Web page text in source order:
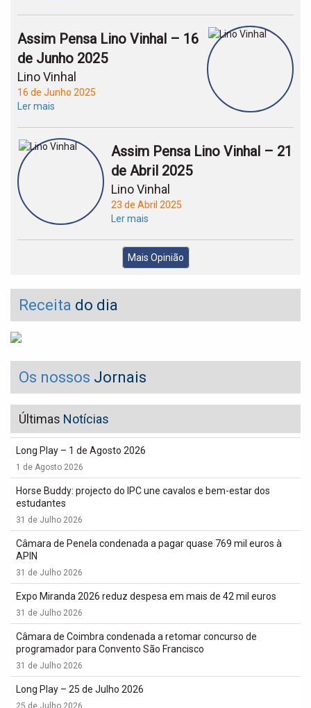
Assim Pensa Lino Vinhal – 16
de Junho 2025
Lino Vinhal
16 de Junho 2025
Ler mais
Assim Pensa Lino Vinhal – 21
de Abril 2025
Lino Vinhal
23 de Abril 2025
Ler mais
Mais Opinião
Receita do dia
Os nossos Jornais
Últimas Notícias
Long Play – 1 de Agosto 2026
1 de Agosto 2026
Horse Buddy: projecto do IPC une cavalos e bem-estar dos
estudantes
31 de Julho 2026
Câmara de Penela condenada a pagar quase 769 mil euros à
APIN
31 de Julho 2026
Expo Miranda 2026 reduz despesa em mais de 42 mil euros
31 de Julho 2026
Câmara de Coimbra condenada a retomar concurso de
programador para Convento São Francisco
31 de Julho 2026
Long Play – 25 de Julho 2026
25 de Julho 2026